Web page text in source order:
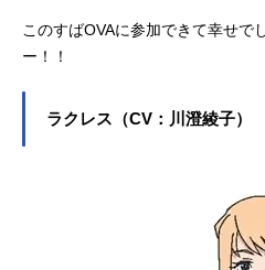
このすばOVAに参加できて幸せで
ー！！
ラクレス（CV：川澄綾子）